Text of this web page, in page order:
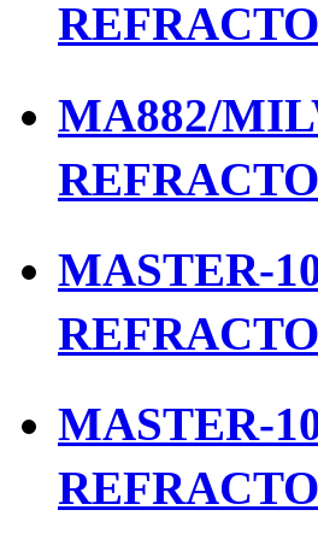
MA882/
MASTER-
MASTER-